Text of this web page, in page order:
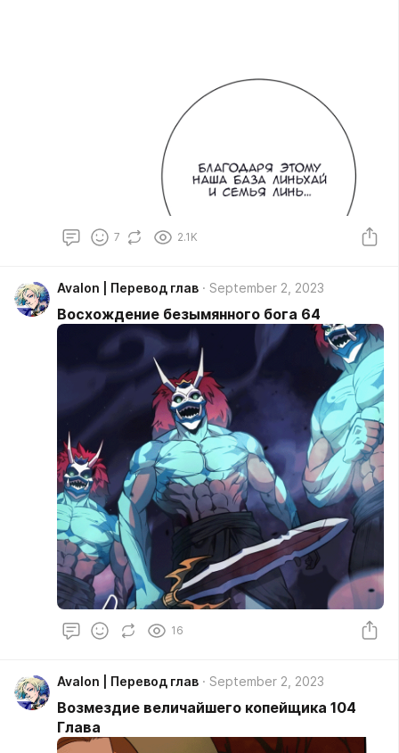
7 2.1K
Avalon | Перевод глав September 2, 2023
Восхождение безымянного бога 64
16
Avalon | Перевод глав September 2, 2023
Возмездие величайшего копейщика 104
Глава